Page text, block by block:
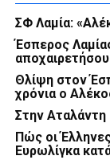
ΣΦ Λαμία:
Έσπερος
Θλίψη στον
χρόνια ο
Στην Αταλάντη
Πώς οι
Ευρωλίγκα